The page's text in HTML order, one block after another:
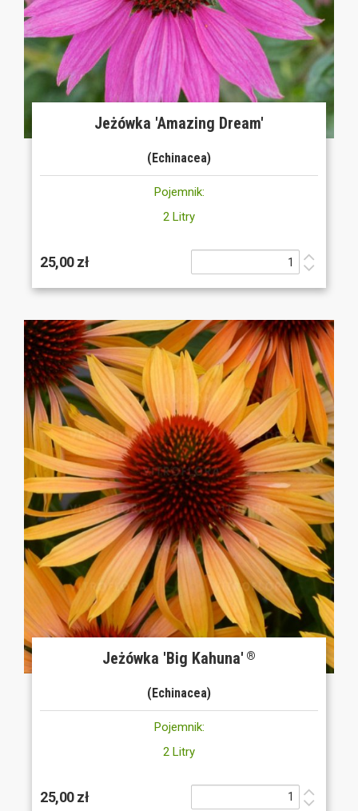
Jeżówka 'Amazing Dream'
(Echinacea)
Pojemnik:
2 Litry
25,00 zł
Jeżówka 'Big Kahuna' ®
(Echinacea)
Pojemnik:
2 Litry
25,00 zł